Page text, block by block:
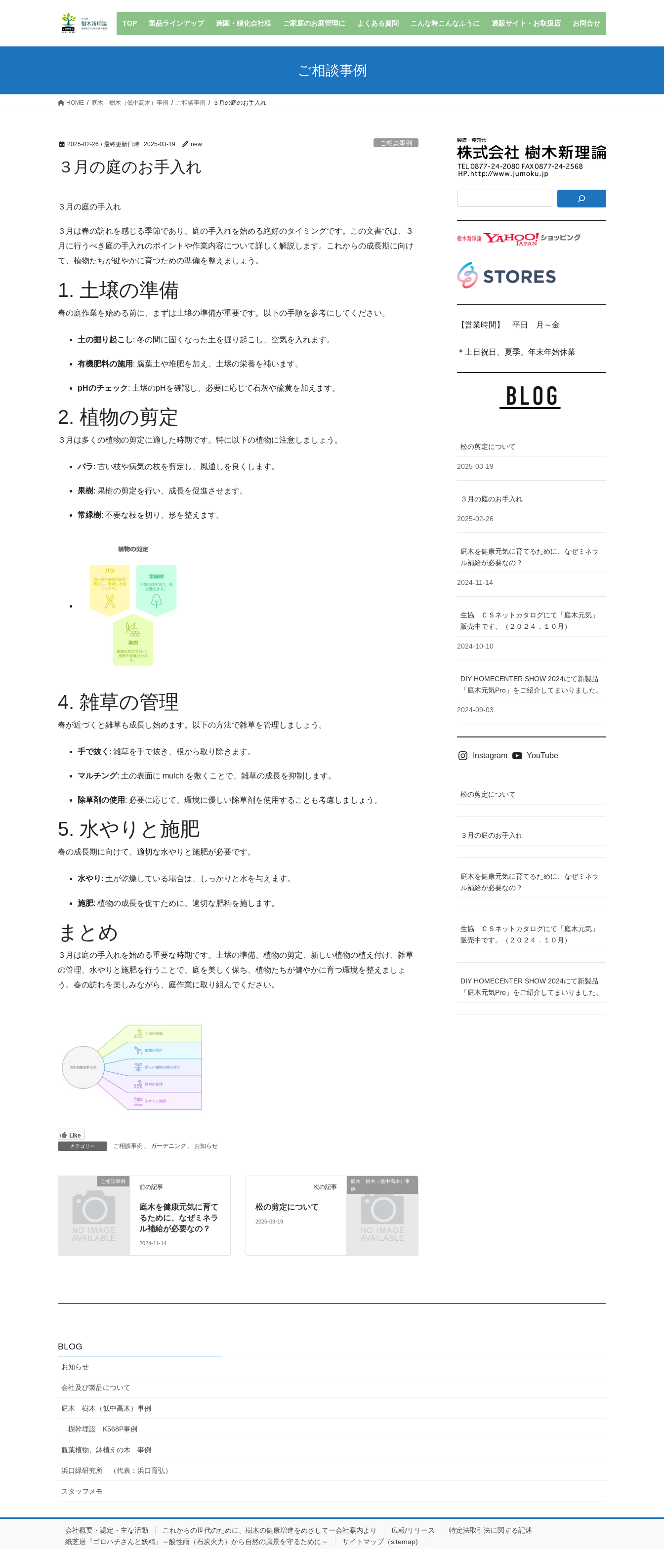
TOP 製品ラインアップ 造園・緑化会社様 ご家庭のお庭管理に よくある質問 こんな時こんなふうに 通販サイト・お取扱店 お問合せ
ご相談事例
HOME 庭木 樹木（低中高木）事例 ご相談事例 ３月の庭のお手入れ
2025-02-26 / 最終更新日時 : 2025-03-19 new ご相談事例
３月の庭のお手入れ
３月の庭の手入れ
３月は春の訪れを感じる季節であり、庭の手入れを始める絶好のタイミングです。この文書では、３
月に行うべき庭の手入れのポイントや作業内容について詳しく解説します。これからの成長期に向け
て、植物たちが健やかに育つための準備を整えましょう。
1. 土壌の準備
春の庭作業を始める前に、まずは土壌の準備が重要です。以下の手順を参考にしてください。
土の掘り起こし: 冬の間に固くなった土を掘り起こし、空気を入れます。
有機肥料の施用 : 腐葉土や堆肥を加え、土壌の栄養を補います。
pHのチェック: 土壌のpHを確認し、必要に応じて石灰や硫黄を加えます。
2. 植物の剪定
３月は多くの植物の剪定に適した時期です。特に以下の植物に注意しましょう。
バラ: 古い枝や病気の枝を剪定し、風通しを良くします。
果樹: 果樹の剪定を行い、成長を促進させます。
常緑樹: 不要な枝を切り、形を整えます。
4. 雑草の管理
春が近づくと雑草も成長し始めます。以下の方法で雑草を管理しましょう。
手で抜く : 雑草を手で抜き、根から取り除きます。
マルチング: 土の表面に mulch を敷くことで、雑草の成長を抑制します。
除草剤の使用 : 必要に応じて、環境に優しい除草剤を使用することも考慮しましょう。
5. 水やりと施肥
春の成長期に向けて、適切な水やりと施肥が必要です。
水やり : 土が乾燥している場合は、しっかりと水を与えます。
施肥: 植物の成長を促すために、適切な肥料を施します。
まとめ
３月は庭の手入れを始める重要な時期です。土壌の準備、植物の剪定、新しい植物の植え付け、雑草
の管理、水やりと施肥を行うことで、庭を美しく保ち、植物たちが健やかに育つ環境を整えましょ
う。春の訪れを楽しみながら、庭作業に取り組んでください。
Like
カテゴリー ご相談事例 、 ガーデニング 、 お知らせ
ご相談事例
前の記事
庭木を健康元気に育て
るために、なぜミネラ
ル補給が必要なの？
2024-11-14
庭木 樹木（低中高木）事
例
次の記事
松の剪定について
2025-03-19
【営業時間】 平日 月～金
＊土日祝日、夏季、年末年始休業
松の剪定について
2025-03-19
３月の庭のお手入れ
2025-02-26
庭木を健康元気に育てるために、なぜミネラ
ル補給が必要なの？
2024-11-14
生協 ＣＳネットカタログにて「庭木元気」
販売中です。（２０２４．１０月）
2024-10-10
DIY HOMECENTER SHOW 2024にて新製品
「庭木元気Pro」をご紹介してまいりました。
2024-09-03
Instagram YouTube
松の剪定について
３月の庭のお手入れ
庭木を健康元気に育てるために、なぜミネラ
ル補給が必要なの？
生協 ＣＳネットカタログにて「庭木元気」
販売中です。（２０２４．１０月）
DIY HOMECENTER SHOW 2024にて新製品
「庭木元気Pro」をご紹介してまいりました。
BLOG
お知らせ
会社及び製品について
庭木 樹木（低中高木）事例
樹幹埋設 K568P事例
観葉植物、鉢植えの木 事例
浜口緑研究所 （代表：浜口育弘）
スタッフメモ
会社概要・認定・主な活動 これからの世代のために、樹木の健康増進をめざしてー会社案内より 広報/リリース
特定法取引法に関する記述
紙芝居『ゴロハチさんと妖精』～酸性雨（石炭火力）から自然の風景を守るために～
サイトマップ（sitemap)